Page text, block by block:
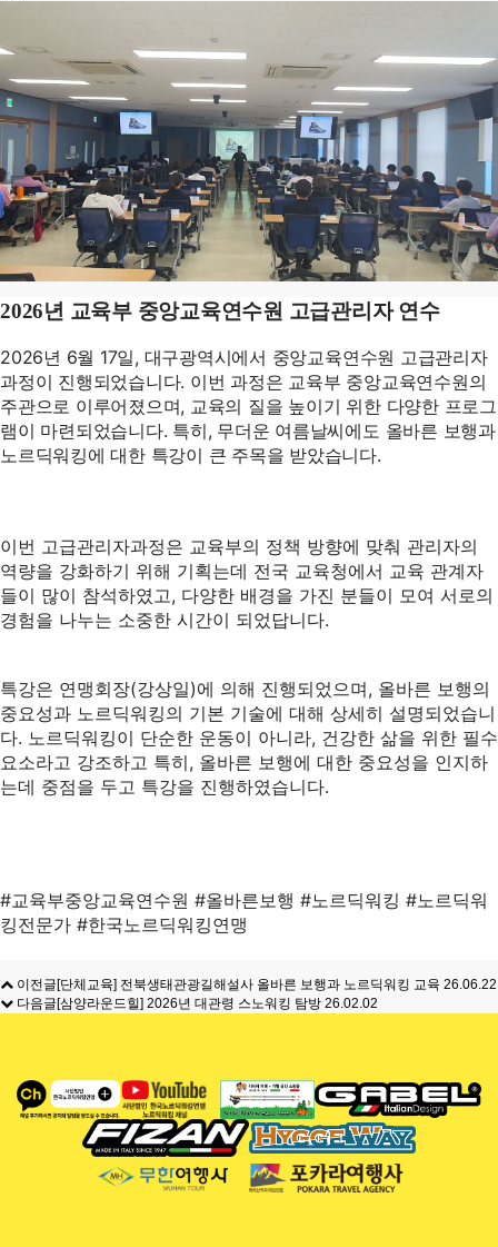
2026년 교육부 중앙교육연수원 고급관리자 연수
2026년 6월 17일, 대구광역시에서 중앙교육연수원 고급관리자
과정이 진행되었습니다. 이번 과정은 교육부 중앙교육연수원의
주관으로 이루어졌으며, 교육의 질을 높이기 위한 다양한 프로그
램이 마련되었습니다. 특히, 무더운 여름날씨에도 올바른 보행과
노르딕워킹에 대한 특강이 큰 주목을 받았습니다.
이번 고급관리자과정은 교육부의 정책 방향에 맞춰 관리자의
역량을 강화하기 위해 기획는데 전국 교육청에서 교육 관계자
들이 많이 참석하였고, 다양한 배경을 가진 분들이 모여 서로의
경험을 나누는 소중한 시간이 되었답니다.
특강은 연맹회장(강상일)에 의해 진행되었으며, 올바른 보행의
중요성과 노르딕워킹의 기본 기술에 대해 상세히 설명되었습니
다. 노르딕워킹이 단순한 운동이 아니라, 건강한 삶을 위한 필수
요소라고 강조하고 특히, 올바른 보행에 대한 중요성을 인지하
는데 중점을 두고 특강을 진행하였습니다.
#교육부중앙교육연수원 #올바른보행 #노르딕워킹 #노르딕워
킹전문가 #한국노르딕워킹연맹
이전글[단체교육] 전북생태관광길해설사 올바른 보행과 노르딕워킹 교육 26.06.22
다음글[삼양라운드힐] 2026년 대관령 스노워킹 탐방 26.02.02